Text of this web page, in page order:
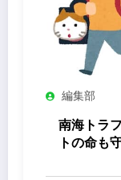
編集部
南海トラ
トの命も